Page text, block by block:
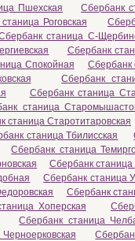
Пшехская
Сбербанк
Роговская
станица С-
Сбербанк
Спокойная
Сбербанк
Сбербанк
Сбербанк станица
станица
станица Старотитаровская
станица Тбилисская
Сбербанк станица
Сбербанк станица
Сбербанк станица
Сбербанк
Хоперская
Сбербанк станица